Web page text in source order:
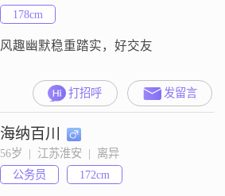
178cm
风趣幽默稳重踏实，好交友
打招呼 发留言
海纳百川
56岁  |  江苏淮安  |  离异
公务员
172cm